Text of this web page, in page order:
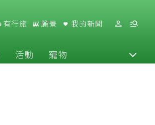
有行旅 願景 我的新聞
活動 寵物